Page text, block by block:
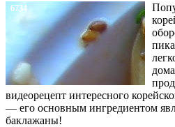
6734
видеорецепт интересного
— его основным ингредиентом
баклажаны!